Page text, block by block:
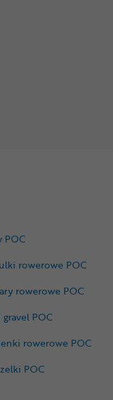
POC
rowerowe POC
rowerowe POC
gravel POC
rowerowe POC
POC